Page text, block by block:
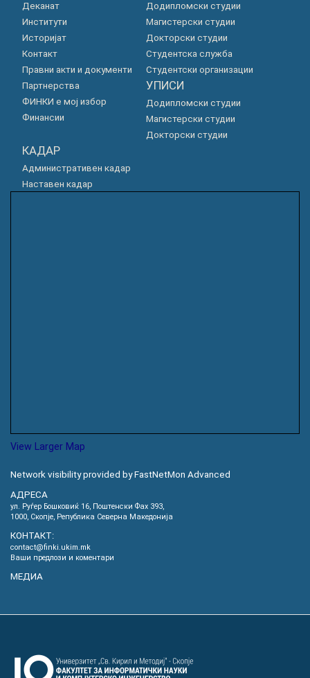
Деканат
Институти
Историјат
Контакт
Правни акти и документи
Партнерства
ФИНКИ е мој избор
Финансии
Додипломски студии
Магистерски студии
Докторски студии
Студентска служба
Студентски организации
УПИСИ
Додипломски студии
Магистерски студии
Докторски студии
КАДАР
Административен кадар
Наставен кадар
View Larger Map
Network visibility provided by FastNetMon Advanced
АДРЕСА
ул. Руѓер Бошковиќ 16, Пoштенски Фах 393,
1000, Скопје, Република Северна Македонија
КОНТАКТ:
contact@finki.ukim.mk
Ваши предлози и коментари
МЕДИА